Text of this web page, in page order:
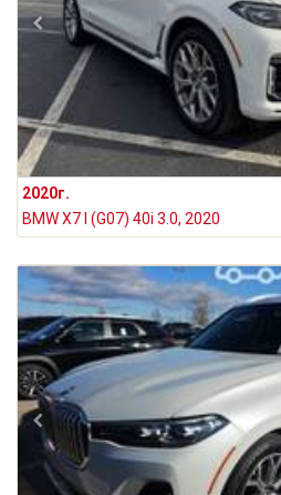
2020г.
BMW X7 I (G07) 40i 3.0, 2020